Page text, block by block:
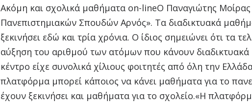
Ακόμη και σχολικά μαθήματα on-lineΟ Παναγιώτης Μοίρας
Πανεπιστημιακών Σπουδών Αρνός». Τα διαδικτυακά
ξεκινήσει εδώ και τρία χρόνια. Ο ίδιος σημειώνει ότι τα
αύξηση του αριθμού των ατόμων που κάνουν
κέντρο είχε συνολικά χίλιους φοιτητές από όλη την
πλατφόρμα μπορεί κάποιος να κάνει μαθήματα για το
έχουν ξεκινήσει και μαθήματα για το σχολείο.«Η